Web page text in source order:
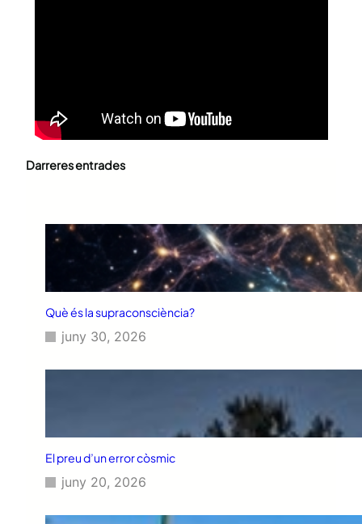
Darreres entrades
Què és la supraconsciència?
juny 30, 2026
El preu d’un error còsmic
juny 20, 2026